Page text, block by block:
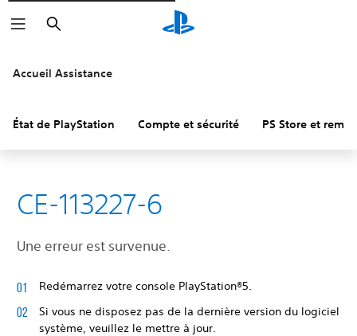
Rechercher
Accueil Assistance
État de PlayStation Compte et sécurité PS Store et
CE-113227-6
Une erreur est survenue.
Redémarrez votre console PlayStation®5.
Si vous ne disposez pas de la dernière version du logiciel
système, veuillez le mettre à jour.